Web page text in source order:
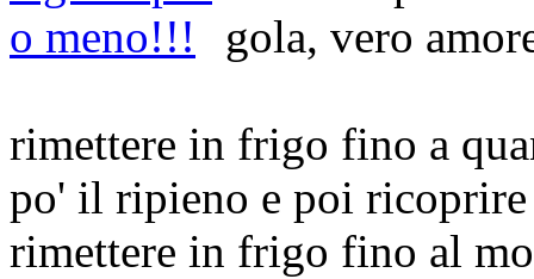
rimettere in frigo fino a
po' il ripieno e poi
rimettere in frigo fino al